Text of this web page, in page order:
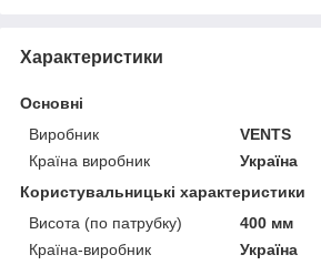
Характеристики
Основні
Виробник
VENTS
Країна виробник
Україна
Користувальницькі характеристики
Висота (по патрубку)
400 мм
Країна-виробник
Україна